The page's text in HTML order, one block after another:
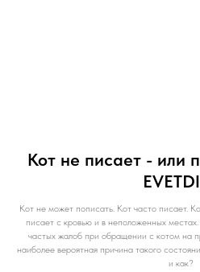
Кот не писает - или
Кот не может пописать. Кот часто писает.
писает с кровью и в неположенных
частых жалоб при обращении с котом на
наиболее вероятная причина такого
и как?